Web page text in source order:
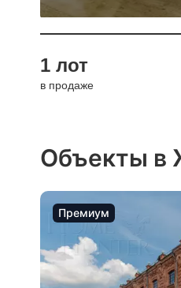
1 лот
в продаже
Объекты в
Премиум